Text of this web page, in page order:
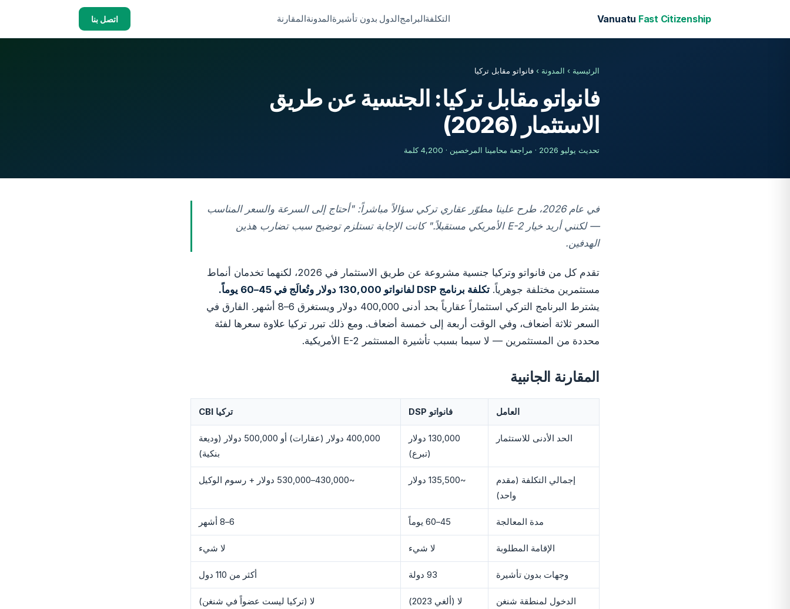
Vanuatu Fast Citizenship التكلفةالبرامجالدول بدون تأشيرةالمدونةالمقارنة اتصل بنا
الرئيسية › المدونة › فانواتو مقابل تركيا
فانواتو مقابل تركيا: الجنسية عن طريق
الاستثمار (2026)
تحديث يوليو 2026 · مراجعة محامينا المرخصين · 4,200 كلمة
في عام 2026، طرح علينا مطوّر عقاري تركي سؤالاً مباشراً: "أحتاج إلى السرعة والسعر المناسب
— لكنني أريد خيار E-2 الأمريكي مستقبلاً." كانت الإجابة تستلزم توضيح سبب تضارب هذين
الهدفين.
تقدم كل من فانواتو وتركيا جنسية مشروعة عن طريق الاستثمار في 2026، لكنهما تخدمان أنماط
مستثمرين مختلفة جوهرياً. تكلفة برنامج DSP لفانواتو 130,000 دولار وتُعالَج في 45–60 يوماً.
يشترط البرنامج التركي استثماراً عقارياً بحد أدنى 400,000 دولار ويستغرق 6–8 أشهر. الفارق في
السعر ثلاثة أضعاف، وفي الوقت أربعة إلى خمسة أضعاف. ومع ذلك تبرر تركيا علاوة سعرها لفئة
محددة من المستثمرين — لا سيما بسبب تأشيرة المستثمر E-2 الأمريكية.
المقارنة الجانبية
العامل فانواتو DSP تركيا CBI
الحد الأدنى للاستثمار
130,000 دولار
(تبرع)
400,000 دولار (عقارات) أو 500,000 دولار (وديعة
بنكية)
إجمالي التكلفة (مقدم
واحد)
~135,500 دولار ~430,000–530,000 دولار + رسوم الوكيل
مدة المعالجة 45–60 يوماً 6–8 أشهر
الإقامة المطلوبة لا شيء لا شيء
وجهات بدون تأشيرة 93 دولة أكثر من 110 دول
الدخول لمنطقة شنغن لا (ألغي 2023) لا (تركيا ليست عضواً في شنغن)